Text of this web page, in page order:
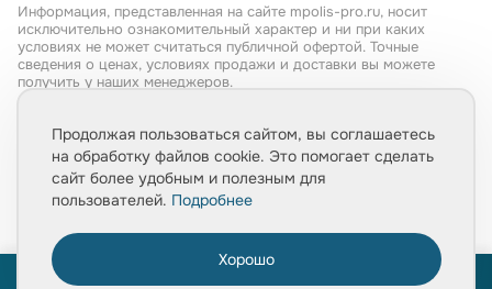
Информация, представленная на сайте mpolis-pro.ru, носит
исключительно ознакомительный характер и ни при каких
условиях не может считаться публичной офертой. Точные
сведения о ценах, условиях продажи и доставки вы можете
получить у наших менеджеров.
Обработка персональных данных
Политика конфиденциальности
Продолжая пользоваться сайтом, вы соглашаетесь
на обработку файлов cookie. Это помогает сделать
сайт более удобным и полезным для
пользователей. Подробнее
Хорошо